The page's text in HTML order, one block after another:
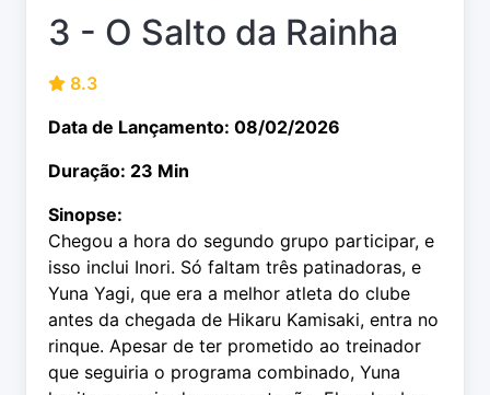
3 - O Salto da Rainha
8.3
Data de Lançamento: 08/02/2026
Duração: 23 Min
Sinopse:
Chegou a hora do segundo grupo participar, e
isso inclui Inori. Só faltam três patinadoras, e
Yuna Yagi, que era a melhor atleta do clube
antes da chegada de Hikaru Kamisaki, entra no
rinque. Apesar de ter prometido ao treinador
que seguiria o programa combinado, Yuna